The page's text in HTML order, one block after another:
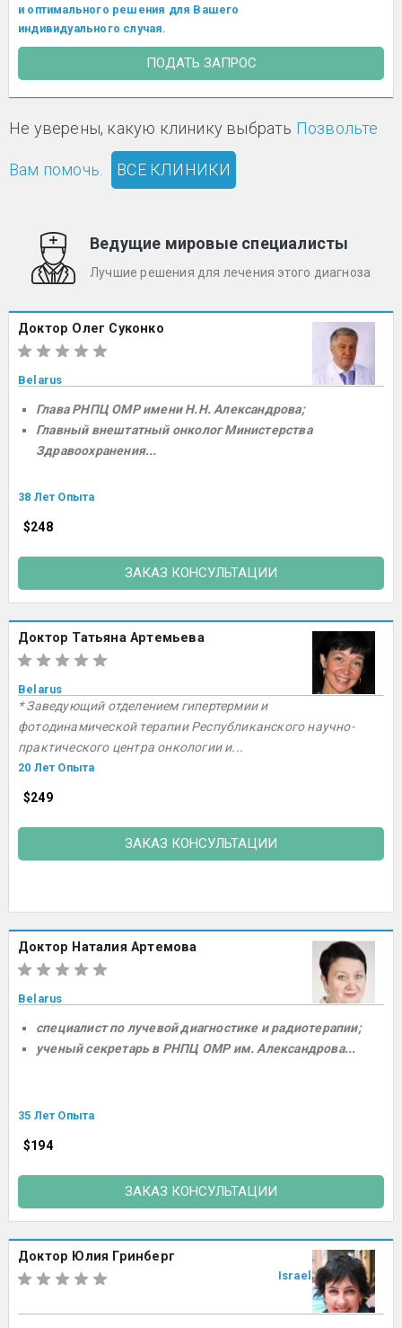
и оптимального решения для Вашего
индивидуального случая.
ПОДАТЬ ЗАПРОС
Не уверены, какую клинику выбрать Позвольте
Вам помочь. ВСЕ КЛИНИКИ
Ведущие мировые специалисты
Лучшие решения для лечения этого диагноза
Доктор Олег Суконко
Belarus
Глава РНПЦ ОМР имени Н.Н. Александрова;
Главный внештатный онколог Министерства
Здравоохранения...
38 Лет Опыта
$248
ЗАКАЗ КОНСУЛЬТАЦИИ
Доктор Татьяна Артемьева
Belarus
* Заведующий отделением гипертермии и
фотодинамической терапии Республиканского научно-
практического центра онкологии и...
20 Лет Опыта
$249
ЗАКАЗ КОНСУЛЬТАЦИИ
Доктор Наталия Артемова
Belarus
специалист по лучевой диагностике и радиотерапии;
ученый секретарь в РНПЦ ОМР им. Александрова...
35 Лет Опыта
$194
ЗАКАЗ КОНСУЛЬТАЦИИ
Доктор Юлия Гринберг
Israel